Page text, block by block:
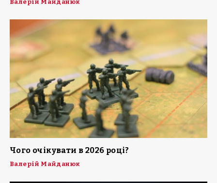
Валерій Майданюк
Чого очікувати в 2026 році?
Валерій Майданюк